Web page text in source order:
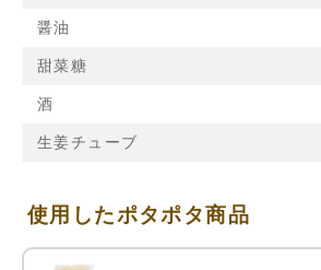
醤油
甜菜糖
酒
生姜チューブ
使用したポタポタ商品